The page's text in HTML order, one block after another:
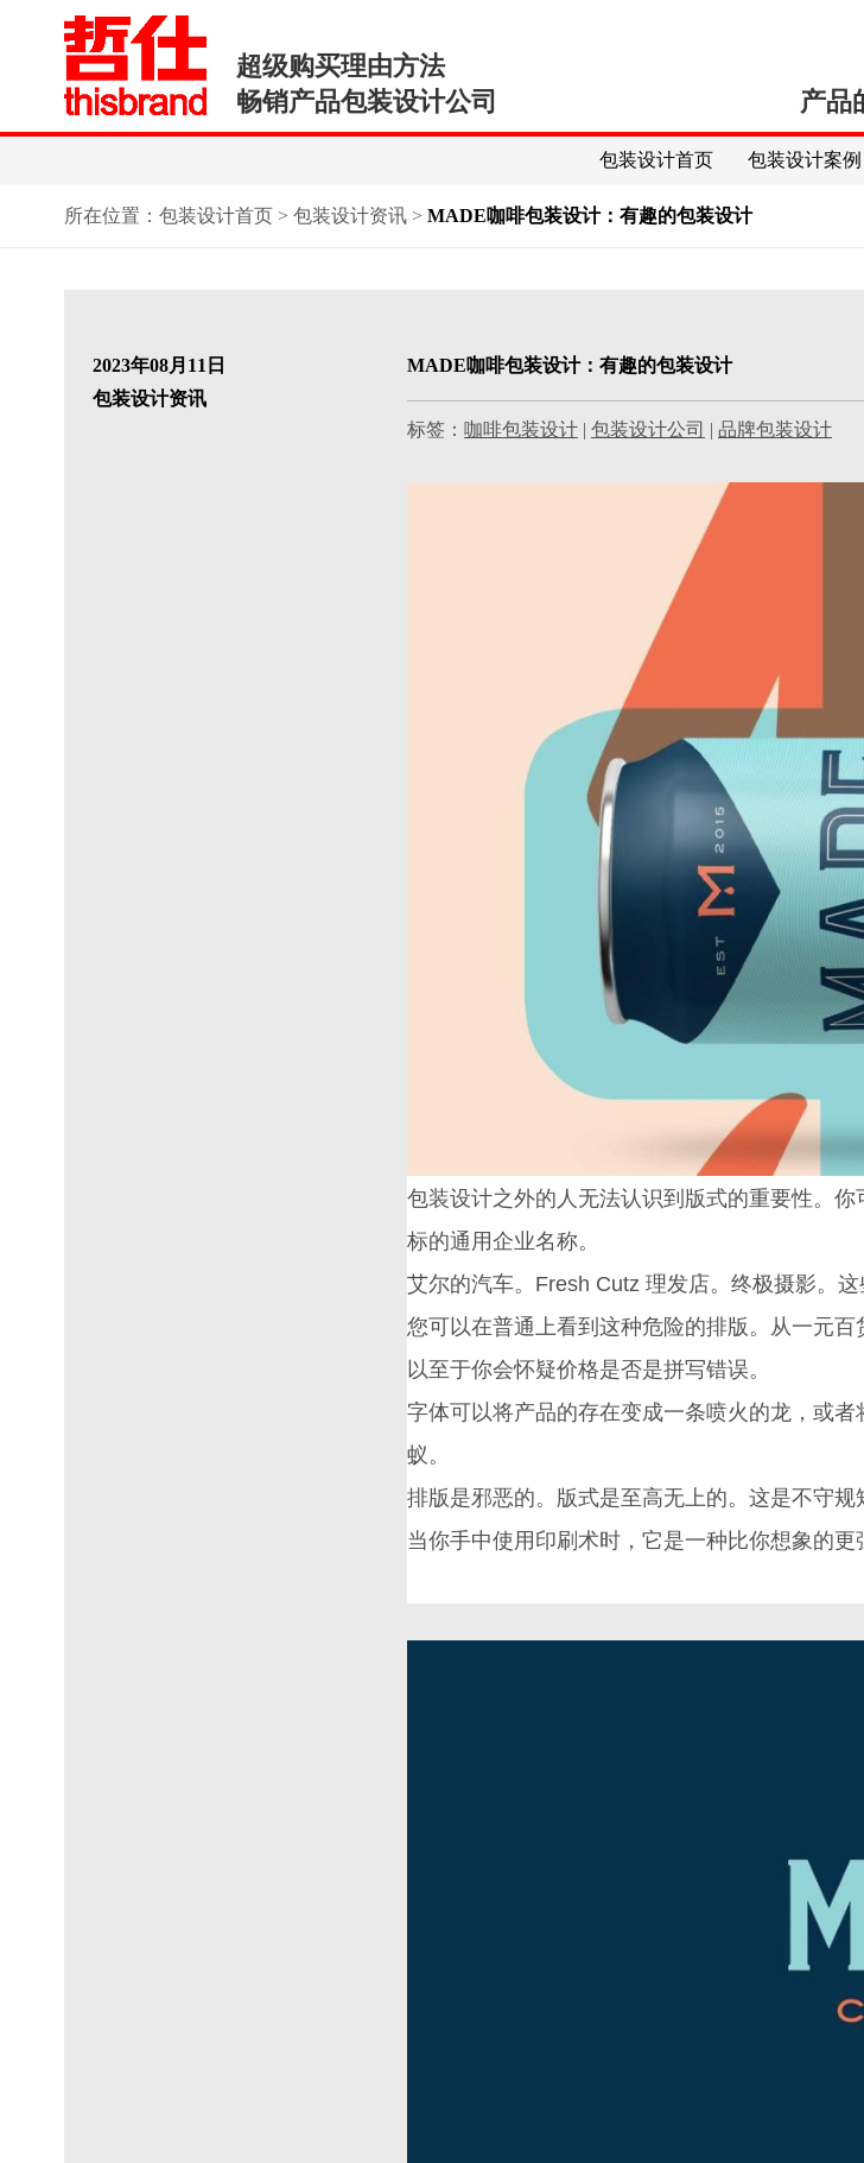
超级购买理由方法
畅销产品包装设计公司
产品
包装设计首页 包装设计案例
所在位置： 包装设计首页> 包装设计资讯> MADE咖啡包装设计：有趣的包装设计
2023年08月11日
包装设计资讯
MADE咖啡包装设计：有趣的包装设计
标签： 咖啡包装设计| 包装设计公司 | 品牌包装设计
包装设计之外的人无法认识到版式的重要性。
标的通用企业名称。
艾尔的汽车。Fresh Cutz 理发店。终极摄影。
您可以在普通上看到这种危险的排版。从一元
以至于你会怀疑价格是否是拼写错误。
字体可以将产品的存在变成一条喷火的龙，或
蚁。
排版是邪恶的。版式是至高无上的。这是不守规
当你手中使用印刷术时，它是一种比你想象的更